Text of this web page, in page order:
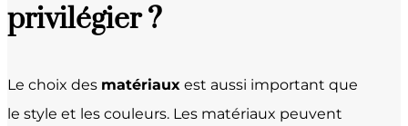
privilégier ?
Le choix des matériaux est aussi important que
le style et les couleurs. Les matériaux peuvent